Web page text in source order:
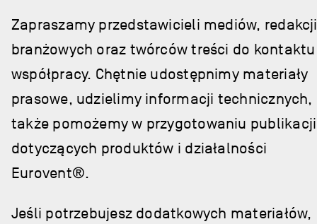
Zapraszamy przedstawicieli mediów, redakcji
branżowych oraz twórców treści do
współpracy. Chętnie udostępnimy materiały
prasowe, udzielimy informacji technicznych,
także pomożemy w przygotowaniu publikacji
dotyczących produktów i działalności
Eurovent®.
Jeśli potrzebujesz dodatkowych materiałów,